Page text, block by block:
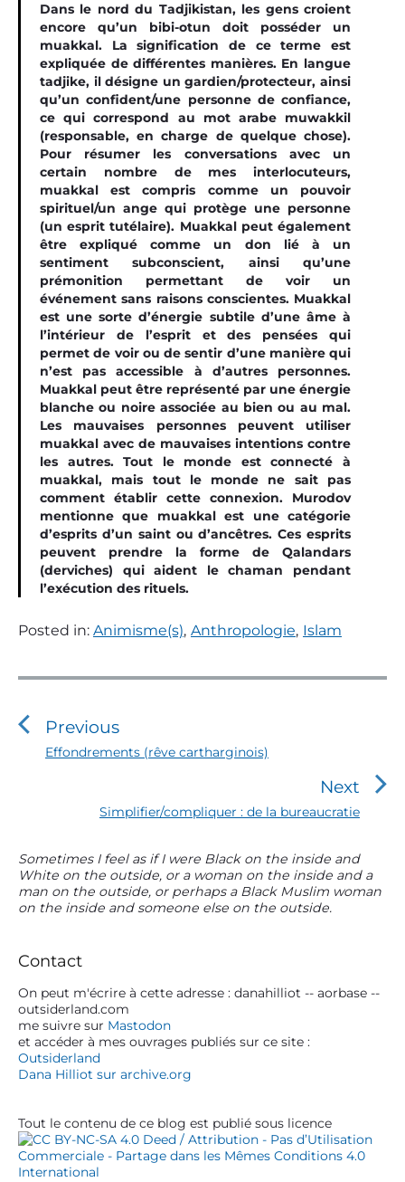
Dans le nord du Tadjikistan, les gens croient
encore qu’un bibi-otun doit posséder un
muakkal. La signification de ce terme est
expliquée de différentes manières. En langue
tadjike, il désigne un gardien/protecteur, ainsi
qu’un confident/une personne de confiance,
ce qui correspond au mot arabe muwakkil
(responsable, en charge de quelque chose).
Pour résumer les conversations avec un
certain nombre de mes interlocuteurs,
muakkal est compris comme un pouvoir
spirituel/un ange qui protège une personne
(un esprit tutélaire). Muakkal peut également
être expliqué comme un don lié à un
sentiment subconscient, ainsi qu’une
prémonition permettant de voir un
événement sans raisons conscientes. Muakkal
est une sorte d’énergie subtile d’une âme à
l’intérieur de l’esprit et des pensées qui
permet de voir ou de sentir d’une manière qui
n’est pas accessible à d’autres personnes.
Muakkal peut être représenté par une énergie
blanche ou noire associée au bien ou au mal.
Les mauvaises personnes peuvent utiliser
muakkal avec de mauvaises intentions contre
les autres. Tout le monde est connecté à
muakkal, mais tout le monde ne sait pas
comment établir cette connexion. Murodov
mentionne que muakkal est une catégorie
d’esprits d’un saint ou d’ancêtres. Ces esprits
peuvent prendre la forme de Qalandars
(derviches) qui aident le chaman pendant
l’exécution des rituels.
Posted in: Animisme(s), Anthropologie, Islam
N
v
i
o
n
e
l
’
a
r
t
c
l
e
Previous
P
u
s
p
o
Effondrements (rêve cartharginois)
Next
N
t
p
Simplifier/compliquer : de la bureaucratie
P
r
i
m
r
y
S
i
d
e
b
Sometimes I feel as if I were Black on the inside and
White on the outside, or a woman on the inside and a
man on the outside, or perhaps a Black Muslim woman
on the inside and someone else on the outside.
Contact
On peut m'écrire à cette adresse : danahilliot -- aorbase --
outsiderland.com
me suivre sur Mastodon
et accéder à mes ouvrages publiés sur ce site :
Outsiderland
Dana Hilliot sur archive.org
Tout le contenu de ce blog est publié sous licence